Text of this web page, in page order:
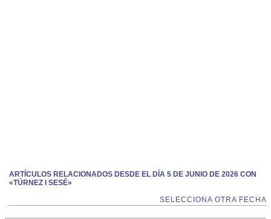
ARTÍCULOS RELACIONADOS DESDE EL DÍA 5 DE JUNIO DE 2026 CON
«TÚRNEZ I SESÉ»
SELECCIONA OTRA FECHA